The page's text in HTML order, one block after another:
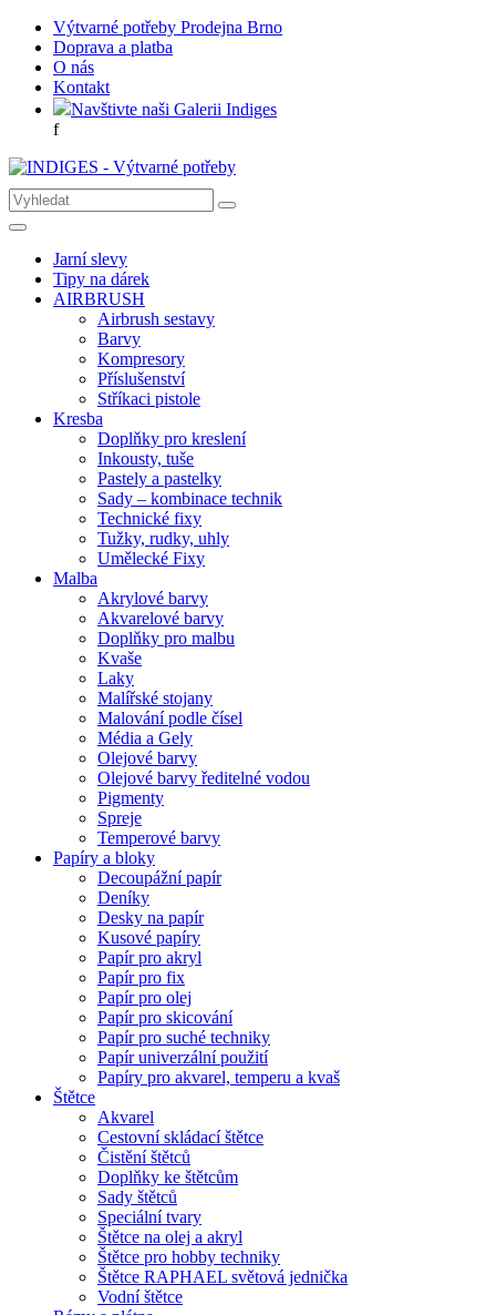
Výtvarné potřeby Prodejna Brno
Doprava a platba
O nás
Kontakt
Navštivte naši Galerii Indiges
f
Jarní slevy
Tipy na dárek
AIRBRUSH
Airbrush sestavy
Barvy
Kompresory
Příslušenství
Stříkaci pistole
Kresba
Doplňky pro kreslení
Inkousty, tuše
Pastely a pastelky
Sady – kombinace technik
Technické fixy
Tužky, rudky, uhly
Umělecké Fixy
Malba
Akrylové barvy
Akvarelové barvy
Doplňky pro malbu
Kvaše
Laky
Malířské stojany
Malování podle čísel
Média a Gely
Olejové barvy
Olejové barvy ředitelné vodou
Pigmenty
Spreje
Temperové barvy
Papíry a bloky
Decoupážní papír
Deníky
Desky na papír
Kusové papíry
Papír pro akryl
Papír pro fix
Papír pro olej
Papír pro skicování
Papír pro suché techniky
Papír univerzální použití
Papíry pro akvarel, temperu a kvaš
Štětce
Akvarel
Cestovní skládací štětce
Čistění štětců
Doplňky ke štětcům
Sady štětců
Speciální tvary
Štětce na olej a akryl
Štětce pro hobby techniky
Štětce RAPHAEL světová jednička
Vodní štětce